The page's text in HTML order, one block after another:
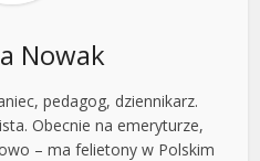
Nowak
pedagog, dziennikarz.
Obecnie na emeryturze,
– ma felietony w Polskim